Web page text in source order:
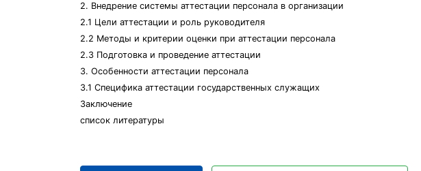
2. Внедрение системы аттестации персонала в организации
2.1 Цели аттестации и роль руководителя
2.2 Методы и критерии оценки при аттестации персонала
2.3 Подготовка и проведение аттестации
3. Особенности аттестации персонала
3.1 Специфика аттестации государственных служащих
Заключение
список литературы